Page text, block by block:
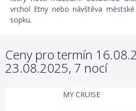
vrchol Etny nebo návštěva
sopku.
Ceny pro termín
23.08.2025, 7 nocí
MY CRUISE